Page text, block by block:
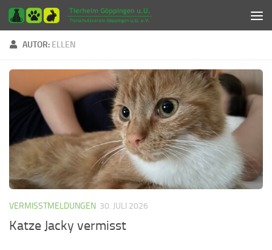
Zum Inhalt springen
AUTOR: ELLEN
VERMISSTMELDUNGEN 30. JULI 2026
Katze Jacky vermisst